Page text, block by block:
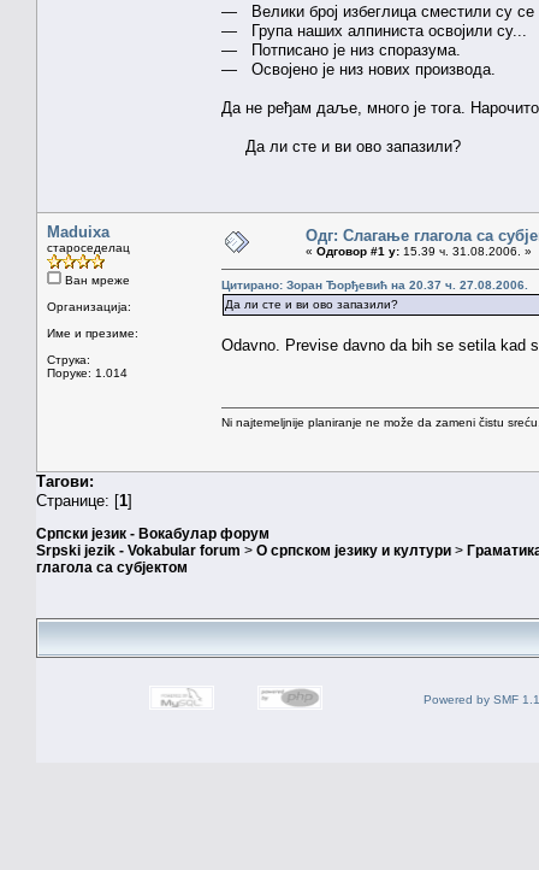
— Велики број избеглица сместили су се
— Група наших алпиниста освојили су...
— Потписано је низ споразума.
— Освојено је низ нових производа.
Да не ређам даље, много је тога.
Да ли сте и ви ово запазили?
Maduixa
староседелац
Ван мреже
Организација:
Име и презиме:
Струка:
Поруке: 1.014
Одг: Слагање глагола са
« Одговор #1 у: 15.39 ч. 31.08.2006. »
Цитирано: Зоран Ђорђевић на 20.37 ч. 27.08.2006.
Да ли сте и ви ово запазили?
Odavno. Previse davno da bih se setila kad
Ni najtemeljnije planiranje ne može da zameni čistu
Тагови:
Странице: [1]
Српски језик - Вокабулар форум
Srpski jezik - Vokabular forum > О српском језику и култури >
глагола са субјектом
Powered by SMF